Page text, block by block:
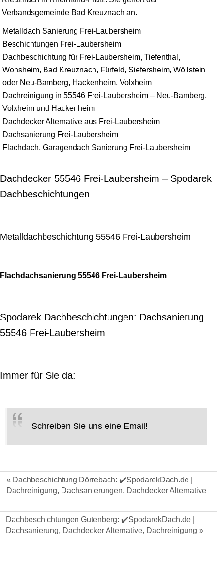
Verbandsgemeinde Bad Kreuznach an.
Metalldach Sanierung Frei-Laubersheim
Beschichtungen Frei-Laubersheim
Dachbeschichtung für Frei-Laubersheim, Tiefenthal,
Wonsheim, Bad Kreuznach, Fürfeld, Siefersheim, Wöllstein
oder Neu-Bamberg, Hackenheim, Volxheim
Dachreinigung in 55546 Frei-Laubersheim – Neu-Bamberg,
Volxheim und Hackenheim
Dachdecker Alternative aus Frei-Laubersheim
Dachsanierung Frei-Laubersheim
Flachdach, Garagendach Sanierung Frei-Laubersheim
Dachdecker 55546 Frei-Laubersheim – Spodarek
Dachbeschichtungen
Metalldachbeschichtung 55546 Frei-Laubersheim
Flachdachsanierung 55546 Frei-Laubersheim
Spodarek Dachbeschichtungen: Dachsanierung
55546 Frei-Laubersheim
Immer für Sie da:
Schreiben Sie uns eine Email!
« Dachbeschichtung Dörrebach: ✔️SpodarekDach.de |
Dachreinigung, Dachsanierungen, Dachdecker Alternative
Dachbeschichtungen Gutenberg: ✔️SpodarekDach.de |
Dachsanierung, Dachdecker Alternative, Dachreinigung »